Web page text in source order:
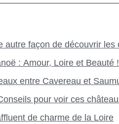
autre façon de découvrir les
: Amour, Loire et Beauté !
entre Cavereau et
pour voir ces
de charme de la Loire